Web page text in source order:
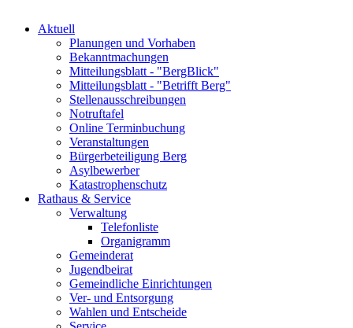
Aktuell
Planungen und Vorhaben
Bekanntmachungen
Mitteilungsblatt - "BergBlick"
Mitteilungsblatt - "Betrifft Berg"
Stellenausschreibungen
Notruftafel
Online Terminbuchung
Veranstaltungen
Bürgerbeteiligung Berg
Asylbewerber
Katastrophenschutz
Rathaus & Service
Verwaltung
Telefonliste
Organigramm
Gemeinderat
Jugendbeirat
Gemeindliche Einrichtungen
Ver- und Entsorgung
Wahlen und Entscheide